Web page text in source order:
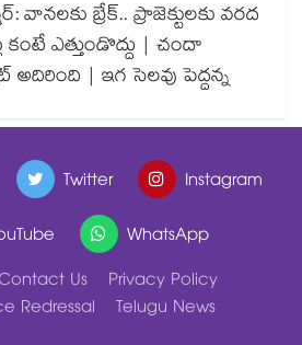
వానలకు బ్రేక్.. ప్రాజెక్టులకు వరద
కంటే ఎత్తుండొద్దు | చందా
అదిరింది | ఇగ సెలవు పెద్దన్న
Twitter
Instagram
WhatsApp
Us
Privacy Policy
Redressal
Telugu News